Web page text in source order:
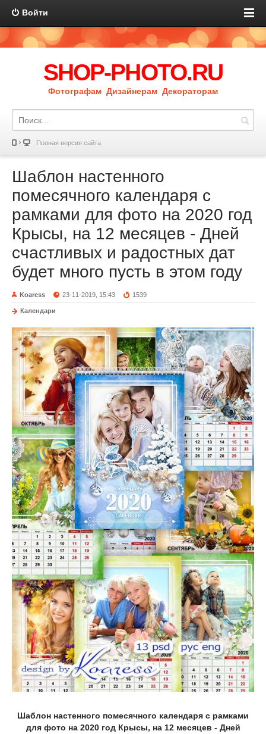
Войти
SHOP-PHOTO.RU
Фотографам Дизайнерам Декораторам
Полная версия сайта
Шаблон настенного
помесячного календаря с
рамками для фото на 2020 год
Крысы, на 12 месяцев - Дней
счастливых и радостных дат
будет много пусть в этом году
Koaress 23-11-2019, 15:43 1539
Календари
Шаблон настенного помесячного календаря с рамками
для фото на 2020 год Крысы, на 12 месяцев - Дней